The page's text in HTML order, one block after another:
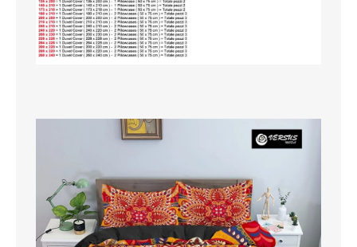
SCARPE
TUTE PANTALONI
BAMBINO
CARNEVALE